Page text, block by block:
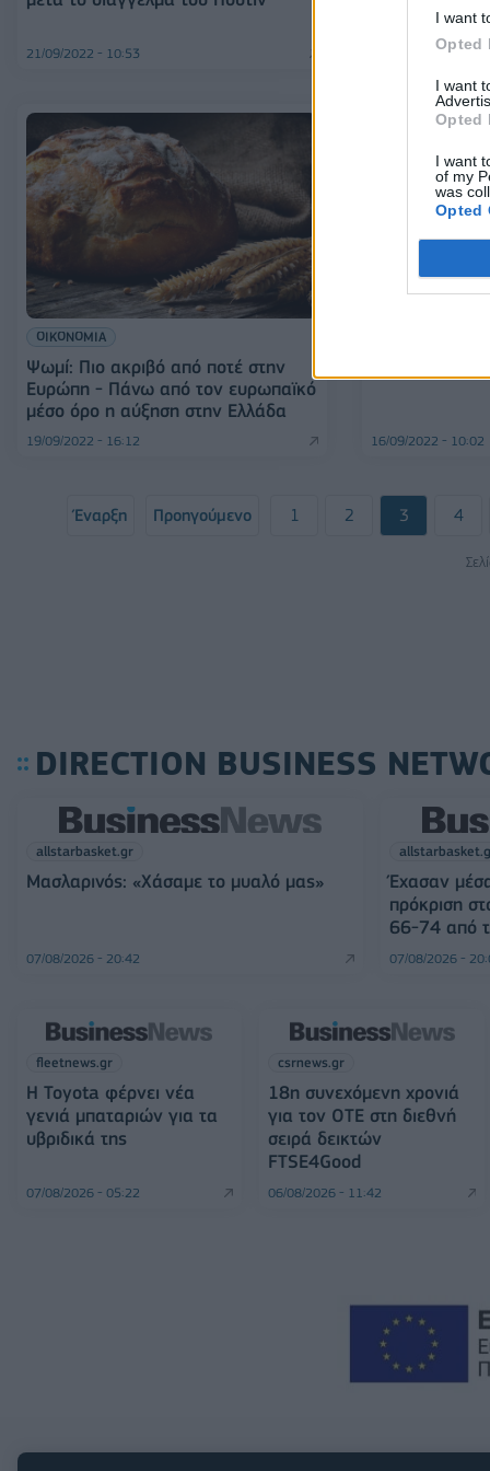
I want
Opted
I want
Opted
I want
of my
was
Opted
21/09/2022 - 10:53 20/09/2022 - 20:00
ΟΙΚΟΝΟΜΙΑ
Ψωμί: Πιο ακριβό από ποτέ στην
Ευρώπη - Πάνω από τον ευρωπαϊκό
μέσο όρο η αύξηση στην Ελλάδα
19/09/2022 - 16:12
ΕΝΕΡΓΕΙΑ
Αδαμίδης
75% στην
16/09/2022 - 10:02
Έναρξη Προηγούμενο 1 2 3 4
DIRECTION BUSINESS
allstarbasket.gr
Μασλαρινός: «Χάσαμε το μυαλό μας»
07/08/2026 - 20:42
Έχασαν
πρόκριση
66-74 από
07/08/2026 -
fleetnews.gr
Η Toyota φέρνει νέα
γενιά μπαταριών για τα
υβριδικά της
07/08/2026 - 05:22
csrnews.gr
18η συνεχόμενη χρονιά
για τον ΟΤΕ στη διεθνή
σειρά δεικτών
FTSE4Good
06/08/2026 - 11:42